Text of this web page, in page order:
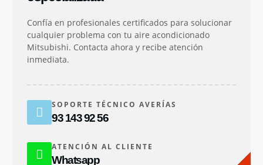
Confía en profesionales certificados para solucionar
cualquier problema con tu aire acondicionado
Mitsubishi. Contacta ahora y recibe atención
inmediata.
SOPORTE TÉCNICO AVERÍAS
93 143 92 56
ATENCIÓN AL CLIENTE
Whatsapp